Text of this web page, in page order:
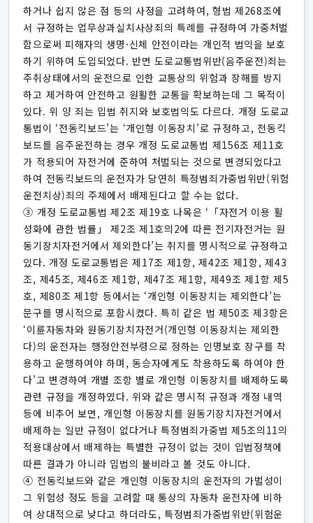
하거나 쉽지 않은 점 등의 사정을 고려하여, 형법 제268조에
서 규정하는 업무상과실치사상죄의 특례를 규정하여 가중처벌
함으로써 피해자의 생명·신체 안전이라는 개인적 법익을 보호
하기 위하여 도입되었다. 반면 도로교통법위반(음주운전)죄는
주취상태에서의 운전으로 인한 교통상의 위험과 장해를 방지
하고 제거하여 안전하고 원활한 교통을 확보하는데 그 목적이
있다. 위 양 죄는 입법 취지와 보호법익도 다르다. 개정 도로교
통법이 ‘전동킥보드’는 ‘개인형 이동장치’로 규정하고, 전동킥
보드를 음주운전하는 경우 개정 도로교통법 제156조 제11호
가 적용되어 자전거에 준하여 처벌되는 것으로 변경되었다고
하여 전동킥보드의 운전자가 당연히 특정범죄가중법위반(위험
운전치상)죄의 주체에서 배제된다고 할 수는 없다.
③ 개정 도로교통법 제2조 제19호 나목은 ‘「자전거 이용 활
성화에 관한 법률」 제2조 제1호의2에 따른 전기자전거는 원
동기장치자전거에서 제외한다’는 취지를 명시적으로 규정하고
있다. 개정 도로교통법은 제17조 제1항, 제42조 제1항, 제43
조, 제45조, 제46조 제1항, 제47조 제1항, 제49조 제1항 제5
호, 제80조 제1항 등에서는 ‘개인형 이동장치는 제외한다’는
문구를 명시적으로 포함시켰다. 특히 같은 법 제50조 제3항은
‘이륜자동차와 원동기장치자전거(개인형 이동장치는 제외한
다)의 운전자는 행정안전부령으로 정하는 인명보호 장구를 착
용하고 운행하여야 하며, 동승자에게도 착용하도록 하여야 한
다’고 변경하여 개별 조항 별로 개인형 이동장치를 배제하도록
관련 규정을 개정하였다. 위와 같은 명시적 규정과 개정 내역
등에 비추어 보면, 개인형 이동장치를 원동기장치자전거에서
배제하는 일반 규정이 없다거나 특정범죄가중법 제5조의11의
적용대상에서 배제하는 특별한 규정이 없는 것이 입법정책에
따른 결과가 아니라 입법의 불비라고 볼 것도 아니다.
④ 전동킥보드와 같은 개인형 이동장치의 운전자의 가벌성이
그 위험성 정도 등을 고려할 때 통상의 자동차 운전자에 비하
여 상대적으로 낮다고 하더라도, 특정범죄가중법위반(위험운